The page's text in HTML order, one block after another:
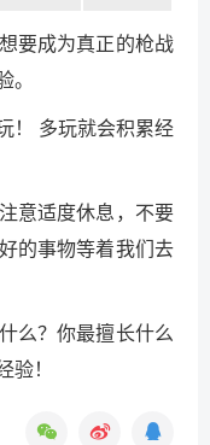
要成为真正的枪战
！ 多玩就会积累经
意适度休息，不要
的事物等着我们去
么？你最擅长什么
！